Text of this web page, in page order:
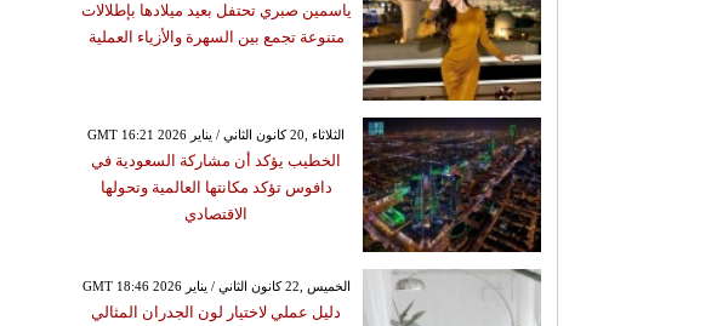
ياسمين صبري تحتفل بعيد ميلادها بإطلالات
متنوعة تجمع بين السهرة والأزياء العملية
GMT 16:21 2026 الثلاثاء ,20 كانون الثاني / يناير
الخطيب يؤكد أن مشاركة السعودية في
دافوس تؤكد مكانتها العالمية وتحولها
الاقتصادي
GMT 18:46 2026 الخميس ,22 كانون الثاني / يناير
دليل عملي لاختيار لون الجدران المثالي